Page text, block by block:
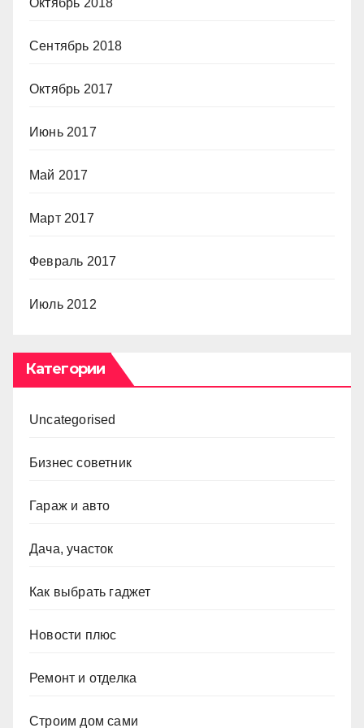
Сентябрь 2018
Октябрь 2017
Июнь 2017
Май 2017
Март 2017
Февраль 2017
Июль 2012
Категории
Uncategorised
Бизнес советник
Гараж и авто
Дача, участок
Как выбрать гаджет
Новости плюс
Ремонт и отделка
Строим дом сами